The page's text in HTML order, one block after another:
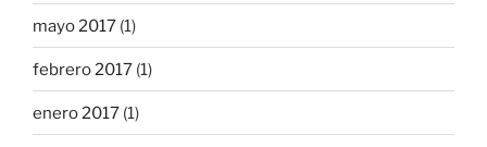
mayo 2017 (1)
febrero 2017 (1)
enero 2017 (1)